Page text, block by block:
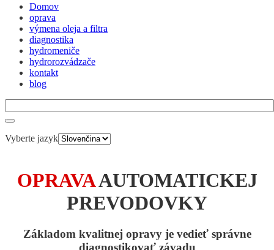
Domov
oprava
výmena oleja a filtra
diagnostika
hydromeniče
hydrorozvádzače
kontakt
blog
Vyberte jazyk
OPRAVAAUTOMATICKEJ
PREVODOVKY
Základom kvalitnej opravy je vedieť správne
diagnostikovať závadu